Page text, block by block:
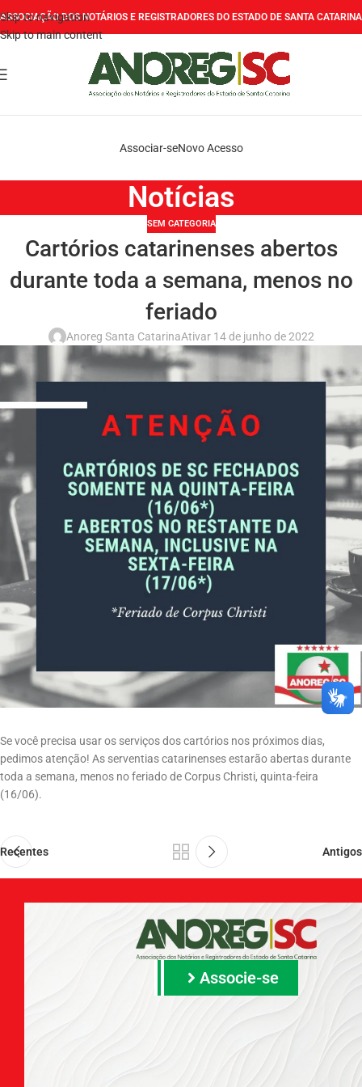
Skip to navigation
Skip to main content
ASSOCIAÇÃO DOS NOTÁRIOS E REGISTRADORES DO ESTADO DE SANTA CATARINA
Associar-seNovo Acesso
Notícias
SEM CATEGORIA
Cartórios catarinenses abertos
durante toda a semana, menos no
feriado
Anoreg Santa CatarinaAtivar 14 de junho de 2022
Se você precisa usar os serviços dos cartórios nos próximos dias,
pedimos atenção! As serventias catarinenses estarão abertas durante
toda a semana, menos no feriado de Corpus Christi, quinta-feira
(16/06).
Recentes Antigos
Associe-se